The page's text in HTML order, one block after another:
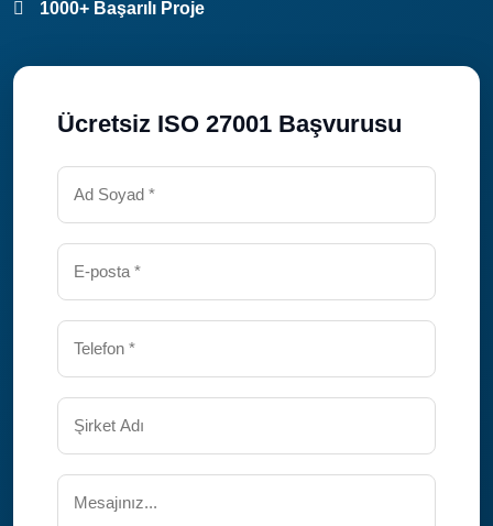
1000+ Başarılı Proje
Ücretsiz ISO 27001 Başvurusu